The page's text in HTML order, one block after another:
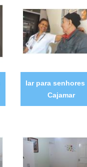
lar para senhores
Cajamar